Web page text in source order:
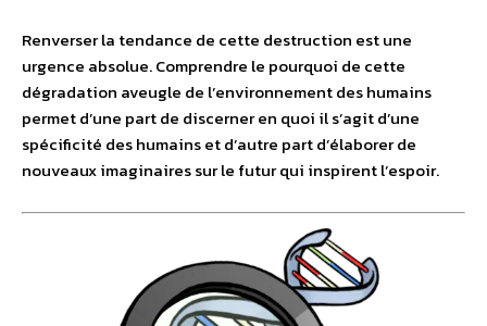
Renverser la tendance de cette destruction est une
urgence absolue. Comprendre le pourquoi de cette
dégradation aveugle de l’environnement des humains
permet d’une part de discerner en quoi il s’agit d’une
spécificité des humains et d’autre part d’élaborer de
nouveaux imaginaires sur le futur qui inspirent l’espoir.